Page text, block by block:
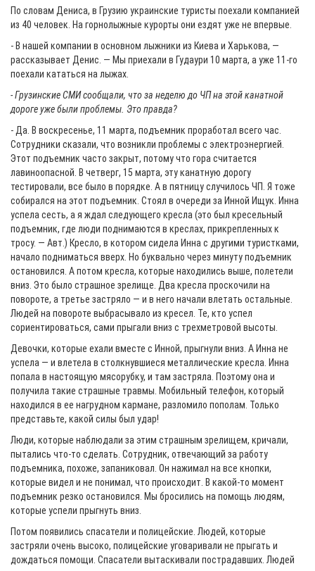
По словам Дениса, в Грузию украинские туристы поехали компанией
из 40 человек. На горнолыжные курорты они ездят уже не впервые.
- В нашей компании в основном лыжники из Киева и Харькова, —
рассказывает Денис. — Мы приехали в Гудаури 10 марта, а уже 11-го
поехали кататься на лыжах.
- Грузинские СМИ сообщали, что за неделю до ЧП на этой канатной
дороге уже были проблемы. Это правда?
- Да. В воскресенье, 11 марта, подъемник проработал всего час.
Сотрудники сказали, что возникли проблемы с электроэнергией.
Этот подъемник часто закрыт, потому что гора считается
лавиноопасной. В четверг, 15 марта, эту канатную дорогу
тестировали, все было в порядке. А в пятницу случилось ЧП. Я тоже
собирался на этот подъемник. Стоял в очереди за Инной Ищук. Инна
успела сесть, а я ждал следующего кресла (это был кресельный
подъемник, где люди поднимаются в креслах, прикрепленных к
тросу. — Авт.) Кресло, в котором сидела Инна с другими туристками,
начало подниматься вверх. Но буквально через минуту подъемник
остановился. А потом кресла, которые находились выше, полетели
вниз. Это было страшное зрелище. Два кресла проскочили на
повороте, а третье застряло — и в него начали влетать остальные.
Людей на повороте выбрасывало из кресел. Те, кто успел
сориентироваться, сами прыгали вниз с трехметровой высоты.
Девочки, которые ехали вместе с Инной, прыгнули вниз. А Инна не
успела — и влетела в столкнувшиеся металлические кресла. Инна
попала в настоящую мясорубку, и там застряла. Поэтому она и
получила такие страшные травмы. Мобильный телефон, который
находился в ее нагрудном кармане, разломило пополам. Только
представьте, какой силы был удар!
Люди, которые наблюдали за этим страшным зрелищем, кричали,
пытались что-то сделать. Сотрудник, отвечающий за работу
подъемника, похоже, запаниковал. Он нажимал на все кнопки,
которые видел и не понимал, что происходит. В какой-то момент
подъемник резко остановился. Мы бросились на помощь людям,
которые успели прыгнуть вниз.
Потом появились спасатели и полицейские. Людей, которые
застряли очень высоко, полицейские уговаривали не прыгать и
дождаться помощи. Спасатели вытаскивали пострадавших. Людей